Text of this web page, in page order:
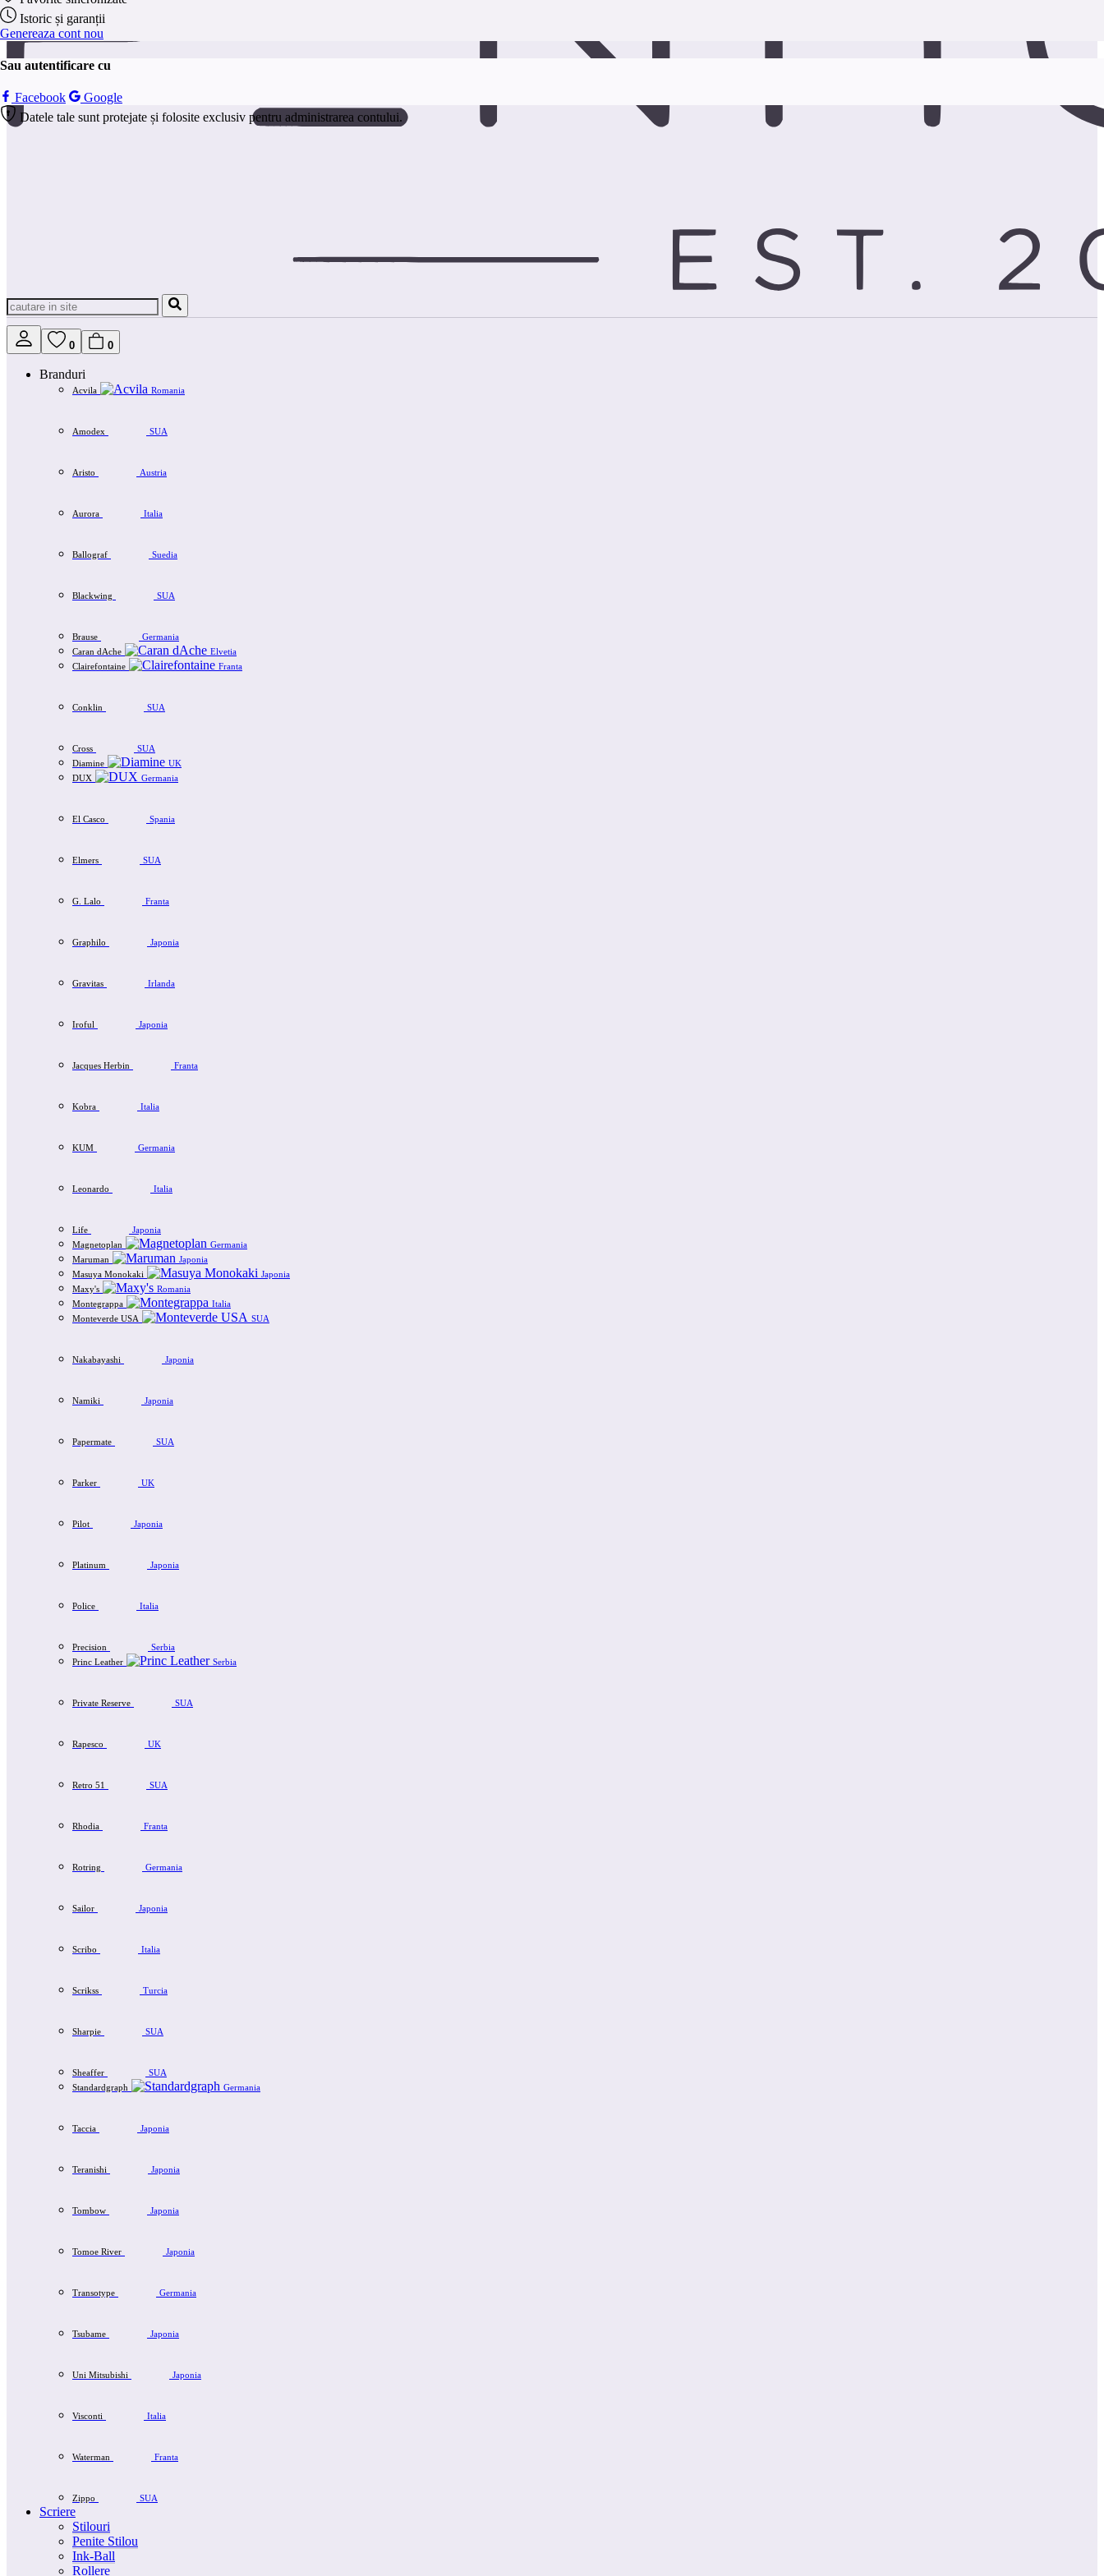
0 0
Branduri
Acvila Romania
Amodex SUA
Aristo Austria
Aurora Italia
Ballograf Suedia
Blackwing SUA
Brause
Germania
Caran dAche
Elvetia
Clairefontaine
Franta
Conklin SUA
Cross
SUA
Diamine
UK
DUX
Germania
El Casco Spania
Elmers SUA
G. Lalo Franta
Graphilo Japonia
Gravitas Irlanda
Iroful Japonia
Jacques Herbin Franta
Kobra Italia
KUM Germania
Leonardo Italia
Life
Japonia
Magnetoplan
Germania
Maruman
Japonia
Masuya Monokaki
Japonia
Maxy's
Romania
Montegrappa
Italia
Monteverde USA
SUA
Nakabayashi Japonia
Namiki Japonia
Papermate SUA
Parker UK
Pilot Japonia
Platinum Japonia
Police Italia
Precision
Serbia
Princ Leather
Serbia
Private Reserve SUA
Rapesco UK
Retro 51 SUA
Rhodia Franta
Rotring Germania
Sailor Japonia
Scribo Italia
Scrikss Turcia
Sharpie SUA
Sheaffer
SUA
Standardgraph
Germania
Taccia Japonia
Teranishi Japonia
Tombow Japonia
Tomoe River Japonia
Transotype Germania
Tsubame Japonia
Uni Mitsubishi Japonia
Visconti Italia
Waterman Franta
Zippo SUA
Scriere
Stilouri
Penite Stilou
Ink-Ball
Rollere
Istoric și garanții
Genereaza cont nou
Sau autentificare cu
Facebook
Google
Datele tale sunt protejate și folosite exclusiv pentru administrarea contului.